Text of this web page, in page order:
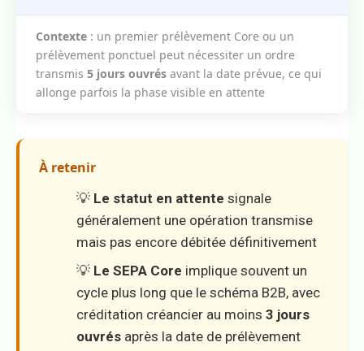
Contexte : un premier prélèvement Core ou un
prélèvement ponctuel peut nécessiter un ordre
transmis 5 jours ouvrés avant la date prévue, ce qui
allonge parfois la phase visible en attente
À retenir
💡 Le statut en attente signale
généralement une opération transmise
mais pas encore débitée définitivement
💡 Le SEPA Core implique souvent un
cycle plus long que le schéma B2B, avec
créditation créancier au moins 3 jours
ouvrés après la date de prélèvement